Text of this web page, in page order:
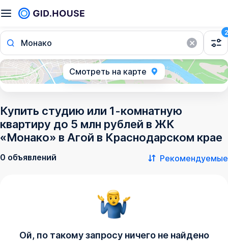
Монако
2
Смотреть на карте
Купить студию или 1-комнатную
квартиру до 5 млн рублей в ЖК
«Монако» в Агой в Краснодарском крае
0 объявлений Рекомендуемые
Ой, по такому запросу ничего не найдено